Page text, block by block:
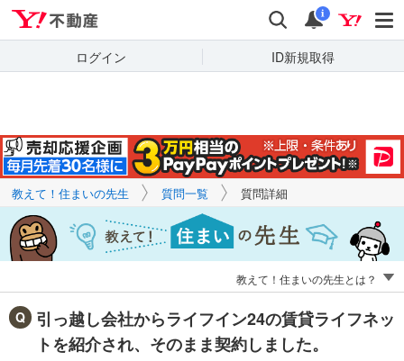
検索 通知
i
ログイン ID新規取得
キーワードで
質問を探す
教えて！住まいの先生 質問一覧 質問詳細
教えて！住まいの先生とは？
引っ越し会社からライフイン24の賃貸ライフネッ
トを紹介され、そのまま契約しました。